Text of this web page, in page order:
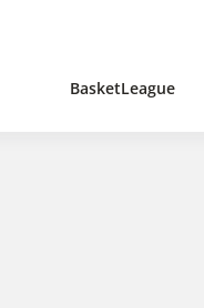
BasketLeague